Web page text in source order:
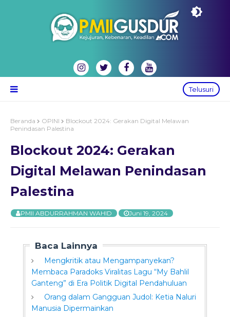
Telusuri
Beranda OPINI
Blockout 2024: Gerakan Digital Melawan
Penindasan Palestina
Blockout 2024: Gerakan
Digital Melawan Penindasan
Palestina
PMII ABDURRAHMAN WAHID Juni 19, 2024
Baca Lainnya
Mengkritik atau Mengampanyekan?
Membaca Paradoks Viralitas Lagu “My Bahlil
Ganteng” di Era Politik Digital Pendahuluan
Orang dalam Gangguan Judol: Ketia Naluri
Manusia Dipermainkan